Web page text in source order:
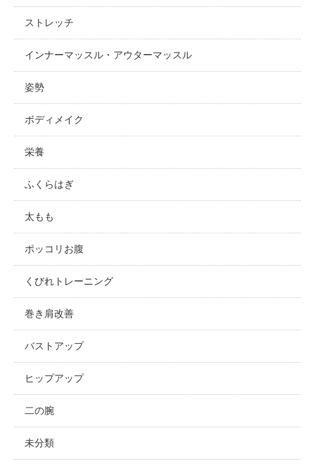
ストレッチ
インナーマッスル・アウターマッスル
姿勢
ボディメイク
栄養
ふくらはぎ
太もも
ポッコリお腹
くびれトレーニング
巻き肩改善
バストアップ
ヒップアップ
二の腕
未分類